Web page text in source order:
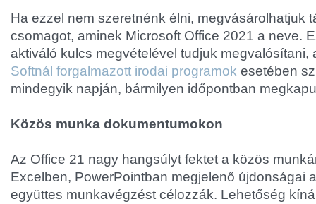
Ha ezzel nem szeretnénk élni, megvásárolhatjuk
csomagot, aminek Microsoft Office 2021 a neve.
aktiváló kulcs megvételével tudjuk megvalósítani,
Softnál forgalmazott irodai programok esetében
mindegyik napján, bármilyen időpontban
Közös munka dokumentumokon
Az Office 21 nagy hangsúlyt fektet a közös
Excelben, PowerPointban megjelenő újdonságai
együttes munkavégzést célozzák. Lehetőség